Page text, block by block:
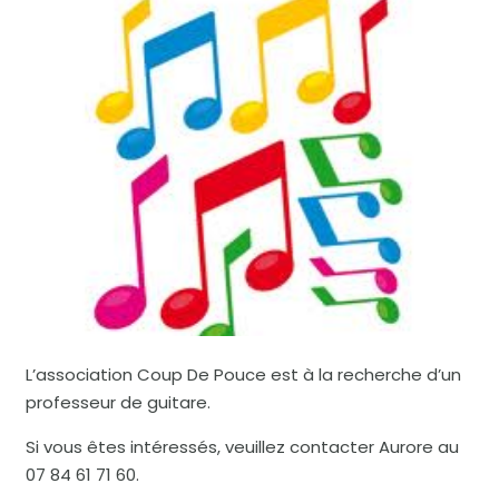
L’association Coup De Pouce est à la recherche d’un
professeur de guitare.
Si vous êtes intéressés, veuillez contacter Aurore au
07 84 61 71 60.